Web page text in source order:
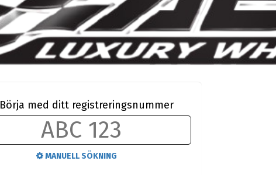
Börja med ditt registreringsnummer
MANUELL SÖKNING